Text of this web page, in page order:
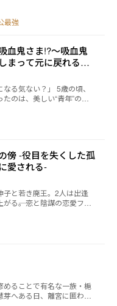
男の世話になる。 男の元
味を与えていた。 数年
られる。 それはとある令
までの間、共に学園へ通
で仕事を引き受ける。特
りの仕事だと。 だが上司
最強
血鬼さま!?～吸血鬼
まって元に戻れる気
ない？」 5歳の頃、
のは、美しい“青年”の奇
“契約”だった——。 綺麗
嬢様×執着系吸血鬼によ
す！ ※この物語はフィクシ
などとは一切関係があり
傍 -役目を失くした孤
愛される-
子と若き廃王。2人は出逢
る――。恋と陰謀の恋愛ファ
ばれる特殊な家系に生ま
る役目があったリリス。
に助けられていた。 深い
妖艶な雰囲気を持つその青
島に幽閉中の廃王・ラズベ
ることで有名な一族・梔
へある日、離宮に匿われ